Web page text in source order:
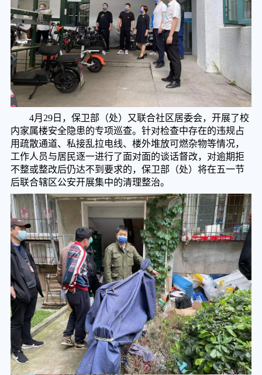
4月29日，保卫部（处）又联合社区居委会，开展了校
内家属楼安全隐患的专项巡查。针对检查中存在的违规占
用疏散通道、私接乱拉电线、楼外堆放可燃杂物等情况，
工作人员与居民逐一进行了面对面的谈话督改，对逾期拒
不整或整改后仍达不到要求的，保卫部（处）将在五一节
后联合辖区公安开展集中的清理整治。